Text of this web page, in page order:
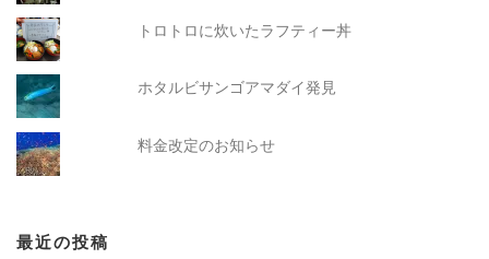
トロトロに炊いたラフティー丼
ホタルビサンゴアマダイ発見
料金改定のお知らせ
最近の投稿